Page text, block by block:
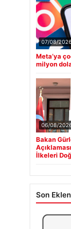
07/08/
Meta’ya
milyon
06/08/
Bakan
İlkeleri
Son